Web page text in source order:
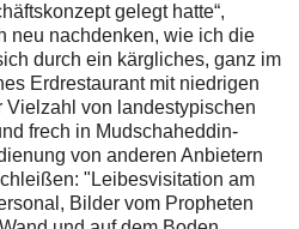
gelegt hatte“,
neu nachdenken, wie ich die
durch ein kärgliches, ganz im
Erdrestaurant mit niedrigen
Vielzahl von landestypischen
frech in Mudschaheddin-
von anderen Anbietern
"Leibesvisitation am
Bilder vom Propheten